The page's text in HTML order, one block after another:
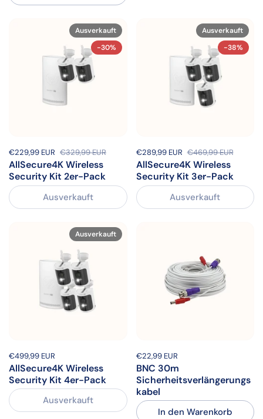
Sale-Preis:
€229,99 EUR Regulärer Preis:
€329,99 EUR
AllSecure4K Wireless
Security Kit 2er-Pack
Ausverkauft
Ausverkauft
-30%
Sale-Preis:
€289,99 EUR Regulärer Preis:
€469,99 EUR
AllSecure4K Wireless
Security Kit 3er-Pack
Ausverkauft
Ausverkauft
-38%
Preis:
€499,99 EUR
AllSecure4K Wireless
Security Kit 4er-Pack
Ausverkauft
Ausverkauft
Preis:
€22,99 EUR
BNC 30m
Sicherheitsverlängerungs
kabel
In den Warenkorb